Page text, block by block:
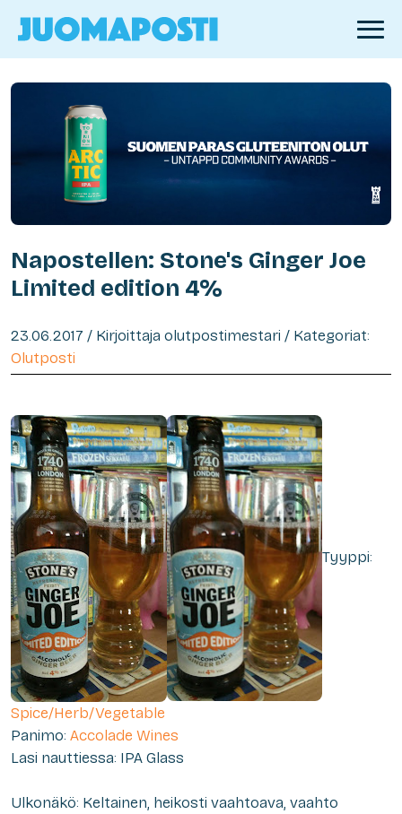
Napostellen: Stone's Ginger Joe
Limited edition 4%
23.06.2017 / Kirjoittaja olutpostimestari / Kategoriat:
Olutposti
Tyyppi:
Spice/Herb/Vegetable
Panimo: Accolade Wines
Lasi nauttiessa: IPA Glass
Ulkonäkö: Keltainen, heikosti vaahtoava, vaahto